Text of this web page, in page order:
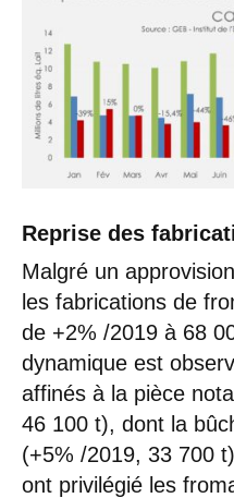
Reprise des
Malgré un
les fabrications de
de +2% /2019 à 68
dynamique est
affinés à la pièce
46 100 t), dont la
(+5% /2019, 33 700
ont privilégié les